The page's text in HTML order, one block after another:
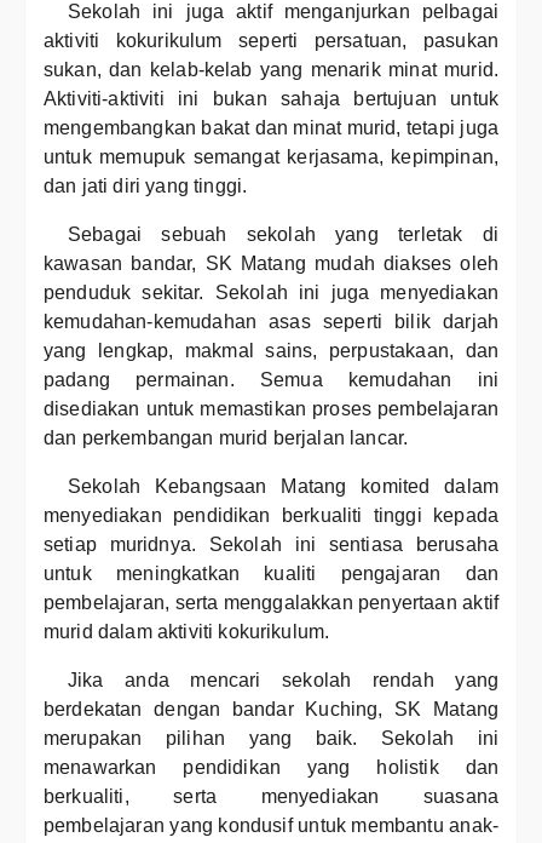
Sekolah ini juga aktif menganjurkan pelbagai
aktiviti kokurikulum seperti persatuan, pasukan
sukan, dan kelab-kelab yang menarik minat murid.
Aktiviti-aktiviti ini bukan sahaja bertujuan untuk
mengembangkan bakat dan minat murid, tetapi juga
untuk memupuk semangat kerjasama, kepimpinan,
dan jati diri yang tinggi.
Sebagai sebuah sekolah yang terletak di
kawasan bandar, SK Matang mudah diakses oleh
penduduk sekitar. Sekolah ini juga menyediakan
kemudahan-kemudahan asas seperti bilik darjah
yang lengkap, makmal sains, perpustakaan, dan
padang permainan. Semua kemudahan ini
disediakan untuk memastikan proses pembelajaran
dan perkembangan murid berjalan lancar.
Sekolah Kebangsaan Matang komited dalam
menyediakan pendidikan berkualiti tinggi kepada
setiap muridnya. Sekolah ini sentiasa berusaha
untuk meningkatkan kualiti pengajaran dan
pembelajaran, serta menggalakkan penyertaan aktif
murid dalam aktiviti kokurikulum.
Jika anda mencari sekolah rendah yang
berdekatan dengan bandar Kuching, SK Matang
merupakan pilihan yang baik. Sekolah ini
menawarkan pendidikan yang holistik dan
berkualiti, serta menyediakan suasana
pembelajaran yang kondusif untuk membantu anak-